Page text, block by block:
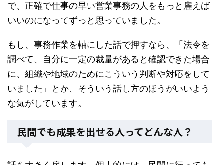
で、正確で仕事の早い営業事務の人をもっと雇えば
いいのになってずっと思っていました。
もし、事務作業を軸にした話で押すなら、「法令を
調べて、自分に一定の裁量があると確認できた場合
に、組織や地域のためにこういう判断や対応をして
いました」とか、そういう話し方のほうがいいよう
な気がしています。
民間でも成果を出せる人ってどんな人？